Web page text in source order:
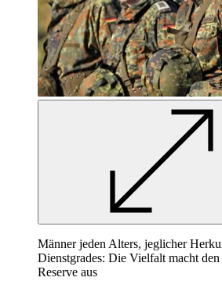
Männer jeden Alters, jeglicher
Dienstgrades: Die Vielfalt macht
Reserve aus